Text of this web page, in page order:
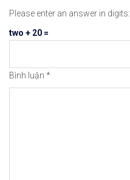
Please enter an answer in digits:
two + 20 =
Bình luận *